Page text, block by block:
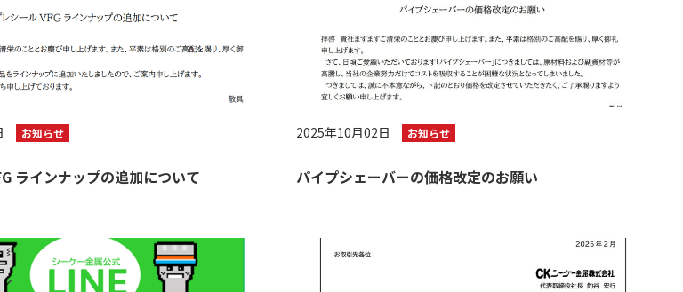
お知らせ
ラインナップの追加について
2025年10月02日 お知らせ
パイプシェーバーの価格改定のお願い